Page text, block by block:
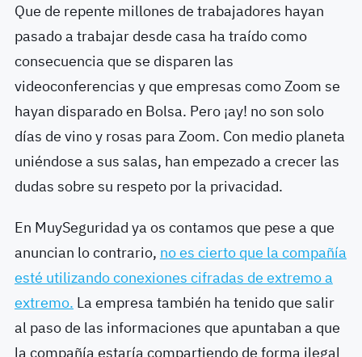
Que de repente millones de trabajadores hayan
pasado a trabajar desde casa ha traído como
consecuencia que se disparen las
videoconferencias y que empresas como Zoom se
hayan disparado en Bolsa. Pero ¡ay! no son solo
días de vino y rosas para Zoom. Con medio planeta
uniéndose a sus salas, han empezado a crecer las
dudas sobre su respeto por la privacidad.
En MuySeguridad ya os contamos que pese a que
anuncian lo contrario, no es cierto que la compañía
esté utilizando conexiones cifradas de extremo a
extremo. La empresa también ha tenido que salir
al paso de las informaciones que apuntaban a que
la compañía estaría compartiendo de forma ilegal